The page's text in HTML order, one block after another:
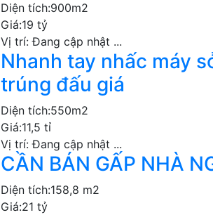
Diện tích:900m2
Giá:19 tỷ
Vị trí:Đang cập nhật ...
Nhanh tay nhấc máy
trúng đấu giá
Diện tích:550m2
Giá:11,5 tỉ
Vị trí:Đang cập nhật ...
CẦN BÁN GẤP NHÀ
Diện tích:158,8 m2
Giá:21 tỷ